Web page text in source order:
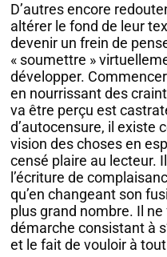
D’autres encore
altérer le fond de leur
devenir un frein de
« soumettre »
développer.
en nourrissant des
va être perçu est
d’autocensure, il existe
vision des choses en
censé plaire au lecteur.
l’écriture de
qu’en changeant son
plus grand nombre. Il
démarche consistant à
et le fait de vouloir à